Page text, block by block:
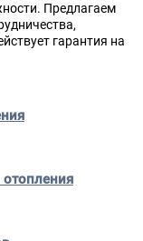
Предлагаем
гарантия на